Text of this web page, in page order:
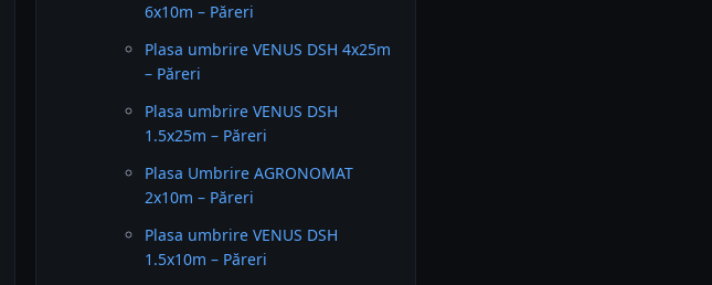
6x10m – Păreri
Plasa umbrire VENUS DSH 4x25m
– Păreri
Plasa umbrire VENUS DSH
1.5x25m – Păreri
Plasa Umbrire AGRONOMAT
2x10m – Păreri
Plasa umbrire VENUS DSH
1.5x10m – Păreri